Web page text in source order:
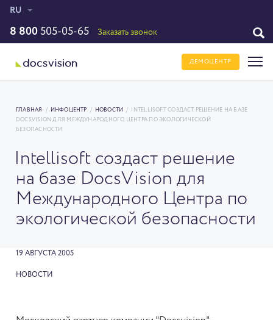
RU
8 800 505-05-65 Заказать звонок
ДЕМОЦЕНТР
ГЛАВНАЯ / ИНФОЦЕНТР / НОВОСТИ /
INTELLISOFT СОЗДАСТ РЕШЕНИЕ НА БАЗЕ
DOCSVISION ДЛЯ МЕЖДУНАРОДНОГО ЦЕНТРА ПО ЭКОЛОГИЧЕСКОЙ
БЕЗОПАСНОСТИ
Intellisoft создаст решение
на базе DocsVision для
Международного Центра по
экологической безопасности
19 АВГУСТА 2005
НОВОСТИ